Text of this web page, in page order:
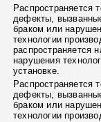
Распространяется
дефекты,
браком или
технологии
распространяется
нарушения
установке.
Распространяется
дефекты,
браком или
технологии